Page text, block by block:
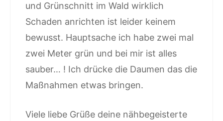
und Grünschnitt im Wald wirklich
Schaden anrichten ist leider keinem
bewusst. Hauptsache ich habe zwei mal
zwei Meter grün und bei mir ist alles
sauber… ! Ich drücke die Daumen das die
Maßnahmen etwas bringen.
Viele liebe Grüße deine nähbegeisterte